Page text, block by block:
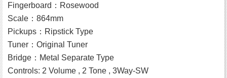
Fingerboard：Rosewood
Scale：864mm
Pickups：Ripstick Type
Tuner：Original Tuner
Bridge：Metal Separate Type
Controls: 2 Volume , 2 Tone , 3Way-SW